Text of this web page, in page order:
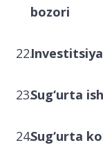
bozori
Sug‘urta
Sug‘urta